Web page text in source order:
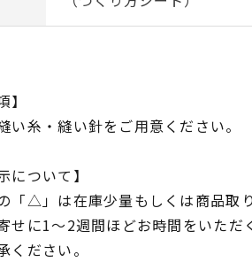
】
い糸・縫い針をご用意ください。
について】
「△」は在庫少量もしくは商品取
せに1～2週間ほどお時間をいただ
ください。